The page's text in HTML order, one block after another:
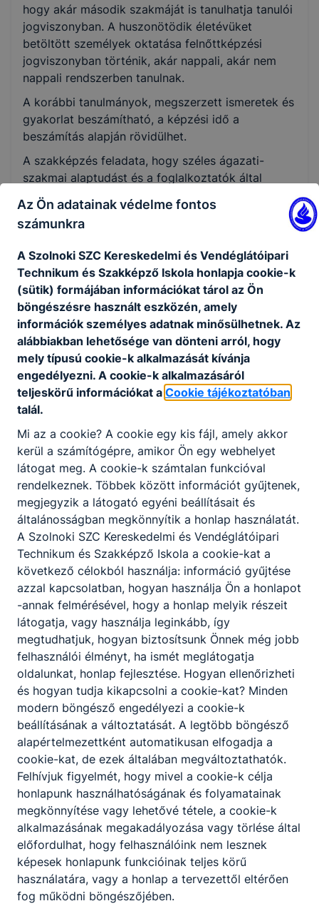
hogy akár második szakmáját is tanulhatja tanulói
jogviszonyban. A huszonötödik életévüket
betöltött személyek oktatása felnőttképzési
jogviszonyban történik, akár nappali, akár nem
nappali rendszerben tanulnak.
A korábbi tanulmányok, megszerzett ismeretek és
gyakorlat beszámítható, a képzési idő a
beszámítás alapján rövidülhet.
A szakképzés feladata, hogy széles ágazati-
szakmai alaptudást és a foglalkoztatók által
elvárt kompetenciákat adjon.
Miért jó felnőttként új szakmát tanulni?
van arra, hogy munka és család mellett is
átképezzék vagy továbbképezzék magukat az
emberek. A szakképző intézménynek lehetősége
van arra, hogy a képzésre jelentkezők előzetes
tudását felmérje, korábban szerzett
munkatapasztalatait figyelembe vegye. Ez által
lényegesen hatékonyabb, differenciáltabb lehet a
képzés, és a képzési idő is jelentősen lerövidülhet.
Technikum:
A technikum kizárólag szakmai vizsgára
felkészítő képzéseire érettségi végzettséggel
lehet jelentkezni. A képzési idő főszabály
szerint 2 év, de a fent leírtak szerint rövidebb
is lehet. A képzés ágazati alapoktatásból és
szakirányú oktatásból áll. Utóbbi a képzésben
részt vevőt foglalkoztató vállalatnál is
történhet, munkaszerződése megfelelő
módosításával. A szakmai vizsga sikeres
teljesítésével államilag elismert
szakképzettséget igazoló oklevelet szerezhet
a tanuló, illetve a képzésben részt vevő.
Szakképző iskola:
A szakképző iskola kizárólag szakmai
vizsgára felkészítő képzéseire azok
jelentkezhetnek, akik legalább a középiskola
tizedik évfolyamát elvégezték. A képzési idő
főszabály szerint 2 év, de a fent leírtak
tükrében rövidebb is lehet. A képzés ágazati
alapoktatásból és szakirányú oktatásból áll.
Utóbbi a képzésben részt vevőt foglalkoztató
vállalatnál is történhet, munkaszerződése
Az Ön adatainak védelme fontos
számunkra
A Szolnoki SZC Kereskedelmi és Vendéglátóipari
Technikum és Szakképző Iskola honlapja cookie-k
(sütik) formájában információkat tárol az Ön
böngészésre használt eszközén, amely
információk személyes adatnak minősülhetnek. Az
alábbiakban lehetősége van dönteni arról, hogy
mely típusú cookie-k alkalmazását kívánja
engedélyezni. A cookie-k alkalmazásáról
teljeskörű információkat a Cookie tájékoztatóban
talál.
Mi az a cookie? A cookie egy kis fájl, amely akkor
kerül a számítógépre, amikor Ön egy webhelyet
látogat meg. A cookie-k számtalan funkcióval
rendelkeznek. Többek között információt gyűjtenek,
megjegyzik a látogató egyéni beállításait és
általánosságban megkönnyítik a honlap használatát.
A Szolnoki SZC Kereskedelmi és Vendéglátóipari
Technikum és Szakképző Iskola a cookie-kat a
következő célokból használja: információ gyűjtése
azzal kapcsolatban, hogyan használja Ön a honlapot
-annak felmérésével, hogy a honlap melyik részeit
látogatja, vagy használja leginkább, így
megtudhatjuk, hogyan biztosítsunk Önnek még jobb
felhasználói élményt, ha ismét meglátogatja
oldalunkat, honlap fejlesztése. Hogyan ellenőrizheti
és hogyan tudja kikapcsolni a cookie-kat? Minden
modern böngésző engedélyezi a cookie-k
beállításának a változtatását. A legtöbb böngésző
alapértelmezettként automatikusan elfogadja a
cookie-kat, de ezek általában megváltoztathatók.
Felhívjuk figyelmét, hogy mivel a cookie-k célja
honlapunk használhatóságának és folyamatainak
megkönnyítése vagy lehetővé tétele, a cookie-k
alkalmazásának megakadályozása vagy törlése által
előfordulhat, hogy felhasználóink nem lesznek
képesek honlapunk funkcióinak teljes körű
használatára, vagy a honlap a tervezettől eltérően
fog működni böngészőjében.